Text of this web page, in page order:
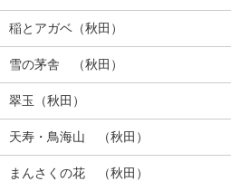
稲とアガベ（秋田）
雪の茅舎 （秋田）
翠玉（秋田）
天寿・鳥海山 （秋田）
まんさくの花 （秋田）